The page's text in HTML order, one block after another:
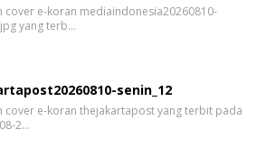
cover e-koran mediaindonesia20260810-
yang terb…
senin_12
cover e-koran thejakartapost yang terbit pada
2…